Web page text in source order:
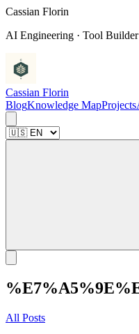
Cassian Florin
AI Engineering · Tool Builder
Cassian Florin
BlogKnowledge MapProjects
All Posts